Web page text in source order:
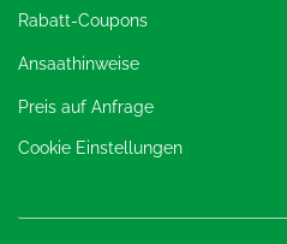
Rabatt-Coupons
Ansaathinweise
Preis auf Anfrage
Cookie Einstellungen